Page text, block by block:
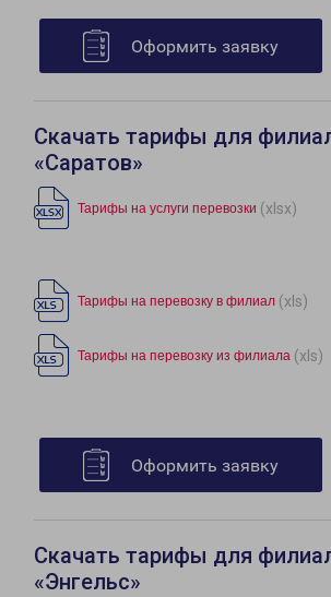
Оформить заявку
Скачать тарифы для
«Саратов»
Тарифы на услуги перевозки (xlsx)
Тарифы на перевозку в филиал (xls)
Тарифы на перевозку из филиала (xls)
Оформить заявку
Скачать тарифы для
«Энгельс»